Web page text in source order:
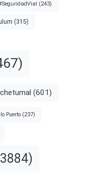
(243)
(315)
chetumal (601)
Puerto (237)